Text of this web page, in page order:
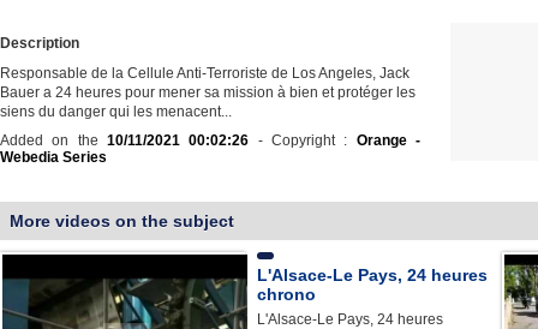
Description
Responsable de la Cellule Anti-Terroriste de Los Angeles, Jack
Bauer a 24 heures pour mener sa mission à bien et protéger les
siens du danger qui les menacent...
Added on the 10/11/2021 00:02:26 - Copyright : Orange -
Webedia Series
More videos on the subject
L'Alsace-Le Pays, 24 heures
chrono
L'Alsace-Le Pays, 24 heures